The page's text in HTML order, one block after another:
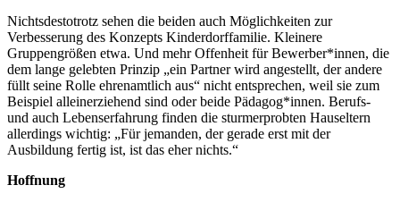
Nichtsdestotrotz sehen die beiden auch Möglichkeiten zur
Verbesserung des Konzepts Kinderdorffamilie. Kleinere
Gruppengrößen etwa. Und mehr Offenheit für Bewerber*innen, die
dem lange gelebten Prinzip „ein Partner wird angestellt, der andere
füllt seine Rolle ehrenamtlich aus“ nicht entsprechen, weil sie zum
Beispiel alleinerziehend sind oder beide Pädagog*innen. Berufs-
und auch Lebenserfahrung finden die sturmerprobten Hauseltern
allerdings wichtig: „Für jemanden, der gerade erst mit der
Ausbildung fertig ist, ist das eher nichts.“
Hoffnung